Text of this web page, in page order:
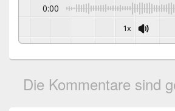
0:00
1x
Die Kommentare sind